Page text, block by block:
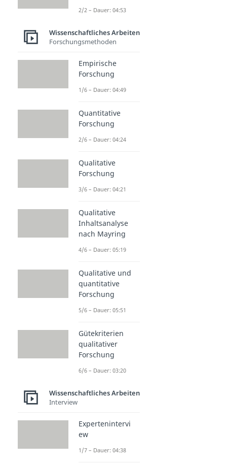
2/2 – Dauer: 04:53
Wissenschaftliches Arbeiten
Forschungsmethoden
Empirische
Forschung
1/6 – Dauer: 04:49
Quantitative
Forschung
2/6 – Dauer: 04:24
Qualitative
Forschung
3/6 – Dauer: 04:21
Qualitative
Inhaltsanalyse
nach Mayring
4/6 – Dauer: 05:19
Qualitative und
quantitative
Forschung
5/6 – Dauer: 05:51
Gütekriterien
qualitativer
Forschung
6/6 – Dauer: 03:20
Wissenschaftliches Arbeiten
Interview
Expertenintervi
ew
1/7 – Dauer: 04:38